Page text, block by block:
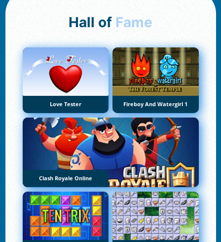
Hall of Fame
Love Tester Fireboy And Watergirl 1
Clash Royale Online